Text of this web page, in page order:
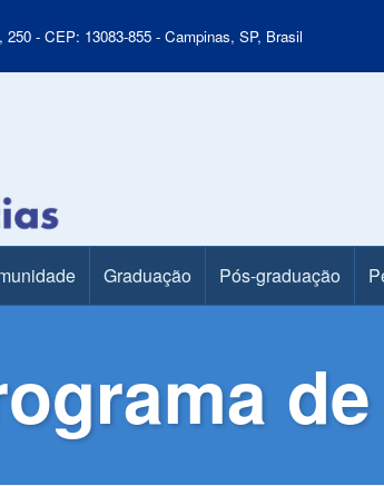
250 - CEP: 13083-855 - Campinas, SP, Brasil
Graduação Pós-graduação